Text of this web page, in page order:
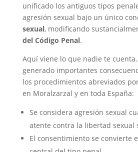
unificado los antiguos tipos
agresión sexual bajo un único
sexual, modificando
del Código Penal.
Aquí viene lo que nadie te
generado importantes
los procedimientos abreviados
en Moralzarzal y en toda España:
Se considera agresión sexual
atente contra la libertad sexual
El consentimiento se convierte